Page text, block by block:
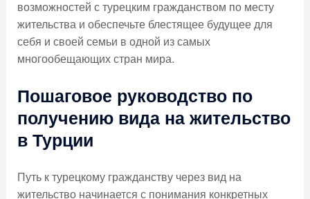
возможностей с турецким гражданством по месту
жительства и обеспечьте блестящее будущее для
себя и своей семьи в одной из самых
многообещающих стран мира.
Пошаговое руководство по
получению вида на жительство
в Турции
Путь к турецкому гражданству через вид на
жительство начинается с понимания конкретных